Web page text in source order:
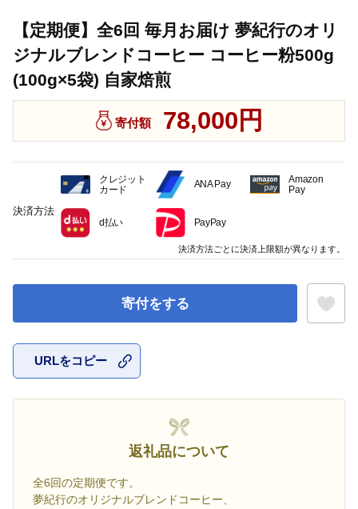
【定期便】全6回 毎月お届け 夢紀行のオリ
ジナルブレンドコーヒー コーヒー粉500g
(100g×5袋) 自家焙煎
寄付額 78,000円
寄付をする
URLをコピー
返礼品について
全6回の定期便です。
夢紀行のオリジナルブレンドコーヒー、
決済方法
クレジット
カード
ANA Pay
Amazon
Pay
d払い PayPay
決済方法ごとに決済上限額が異なります。